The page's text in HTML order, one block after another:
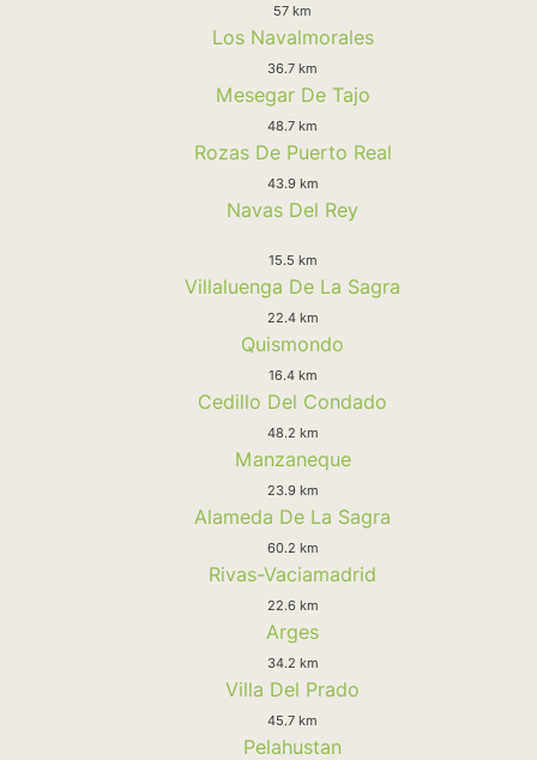
57 km
Los Navalmorales
36.7 km
Mesegar De Tajo
48.7 km
Rozas De Puerto Real
43.9 km
Navas Del Rey
15.5 km
Villaluenga De La Sagra
22.4 km
Quismondo
16.4 km
Cedillo Del Condado
48.2 km
Manzaneque
23.9 km
Alameda De La Sagra
60.2 km
Rivas-Vaciamadrid
22.6 km
Arges
34.2 km
Villa Del Prado
45.7 km
Pelahustan